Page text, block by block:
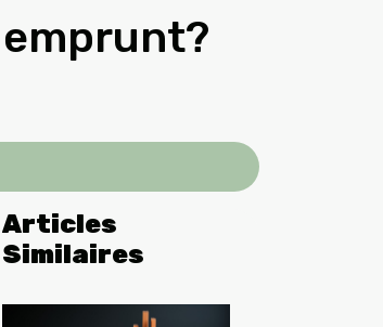
Articles
Similaires